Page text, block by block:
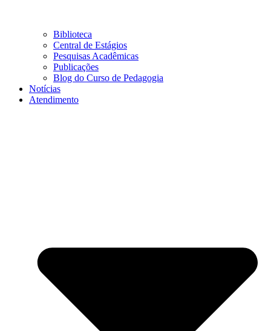
Biblioteca
Central de Estágios
Pesquisas Acadêmicas
Publicações
Blog do Curso de Pedagogia
Notícias
Atendimento